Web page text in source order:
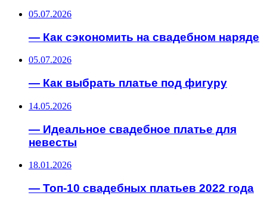
05.07.2026
— Как сэкономить на свадебном наряде
05.07.2026
— Как выбрать платье под фигуру
14.05.2026
— Идеальное свадебное платье для
невесты
18.01.2026
— Топ-10 свадебных платьев 2022 года